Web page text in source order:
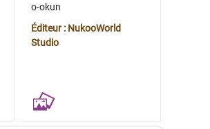
o-okun
Éditeur : NukooWorld
Studio